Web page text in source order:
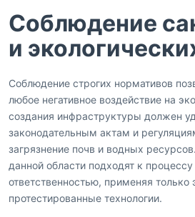
Соблюдение
и
Соблюдение строгих нормативов
любое негативное воздействие на
создания инфраструктуры должен
законодательным актам и
загрязнение почв и водных
данной области подходят к
ответственностью, применяя только
протестированные технологии.